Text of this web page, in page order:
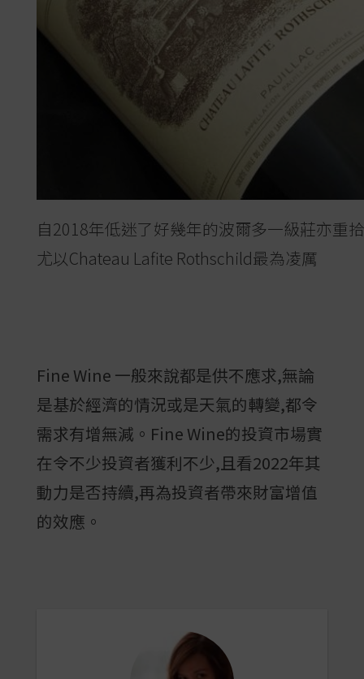
自2018年低迷了好幾年的波爾多一級莊亦重
尤以Chateau Lafite Rothschild最為凌厲
Fine Wine 一般來說都是供不應求,無論
是基於經濟的情況或是天氣的轉變,都令
需求有增無減。Fine Wine的投資市場實
在令不少投資者獲利不少,且看2022年其
動力是否持續,再為投資者帶來財富增值
的效應。